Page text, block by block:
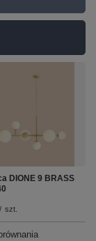
DIONE 9 BRASS
/ szt.